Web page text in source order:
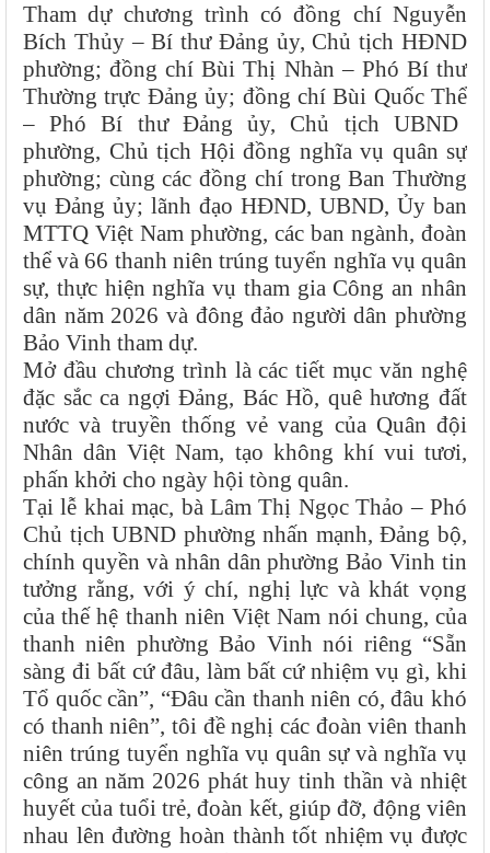
Tham dự chương trình có đồng chí Nguyễn
Bích Thủy– Bí thư Đảng ủy, Chủ tịch HĐND
phường; đồng chíBùi Thị Nhàn – Phó Bí thư
Thường trực Đảng ủy; đồng chíBùi Quốc Thể
– Phó Bí thư Đảng ủy, Chủ tịch UBND
phường, Chủ tịch Hội đồng nghĩa vụ quân sự
phường; cùng các đồng chí trong Ban Thường
vụ Đảng ủy; lãnh đạo HĐND, UBND, Ủy ban
MTTQ Việt Nam phường, các ban ngành, đoàn
thể và 66 thanh niên trúng tuyển nghĩa vụ quân
sự, thực hiện nghĩa vụ tham gia Công an nhân
dân năm 2026 và đông đảo người dân phường
Bảo Vinh tham dự.
Mở đầu chương trình là các tiết mục văn nghệ
đặc sắc ca ngợi Đảng, Bác Hồ, quê hương đất
nước và truyền thống vẻ vang của Quân đội
Nhân dân Việt Nam, tạo không khí vui tươi,
phấn khởi cho ngày hội tòng quân.
Tại lễ khai mạc, bà Lâm Thị Ngọc Thảo – Phó
Chủ tịch UBND phường nhấn mạnh, Đảng bộ,
chính quyền và nhân dân phường Bảo Vinh tin
tưởng rằng, với ý chí, nghị lực và khát vọng
của thế hệ thanh niên Việt Nam nói chung, của
thanh niên phường Bảo Vinh nói riêng “Sẵn
sàng đi bất cứ đâu, làm bất cứ nhiệm vụ gì, khi
Tổ quốc cần”, “Đâu cần thanh niên có, đâu khó
có thanh niên”, tôi đề nghị các đoàn viên thanh
niên trúng tuyển nghĩa vụ quân sự và nghĩa vụ
công an năm 2026 phát huy tinh thần và nhiệt
huyết của tuổi trẻ, đoàn kết, giúp đỡ, động viên
nhau lên đường hoàn thành tốt nhiệm vụ được